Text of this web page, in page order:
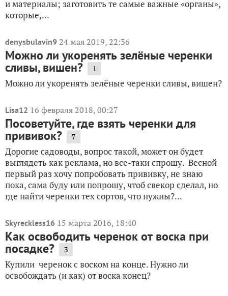
и материалы; заготовить те самые важные «органы»,
которые,...
denysbulavin9 24 мая 2019, 22:36
Можно ли укоренять зелёные черенки
сливы, вишен? 1
Можно ли укоренять зелёные черенки сливы, вишен?
Lisa12 16 февраля 2018, 00:27
Посоветуйте, где взять черенки для
прививок? 7
Дорогие садоводы, вопрос такой, может он будет
выглядеть как реклама, но все-таки спрошу. Весной
первый раз хочу попробовать прививку, не знаю
пока, сама буду или попрошу, чтоб свекор сделал, но
где найти черенки тех сортов, что нужны?...
Skyreckless16 15 марта 2016, 18:40
Как освободить черенок от воска при
посадке? 3
Купили черенок с воском на конце. Нужно ли
освобождать (и как) от воска конец?